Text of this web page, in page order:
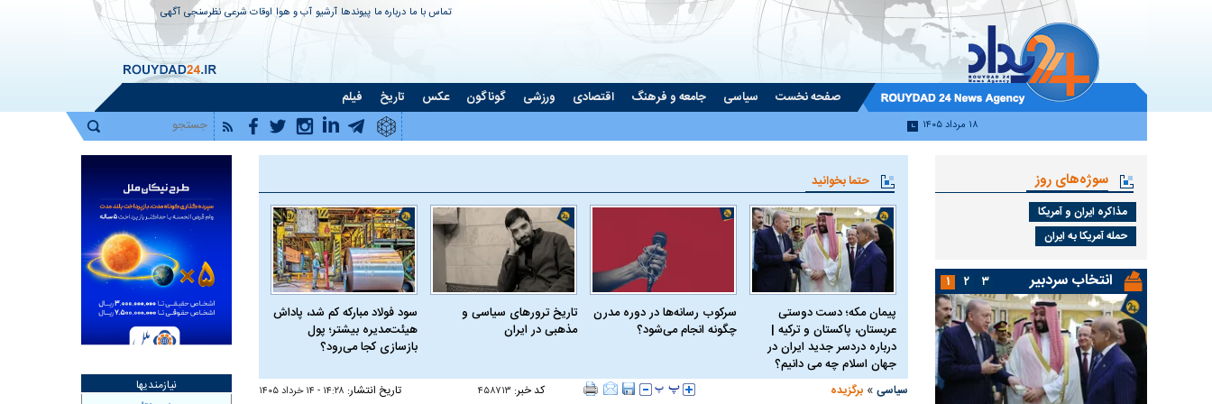
تماس با ما درباره ما پیوندها آرشیو آب و هوا اوقات شرعی نظرسنجی آگهی
صفحه نخست سیاسی جامعه و فرهنگ اقتصادی ورزشی گوناگون عکس تاریخ فیلم
۱۸ مرداد ۱۴۰۵
حتما بخوانید
پیمان مکه؛ دست دوستی
عربستان، پاکستان و ترکیه |
درباره دردسر جدید ایران در
جهان اسلام چه می دانیم؟
سرکوب رسانه‌ها در دوره مدرن
چگونه انجام می‌شود؟
تاریخ ترورهای سیاسی و
مذهبی در ایران
سود فولاد مبارکه کم شد، پاداش
هیئت‌مدیره بیشتر؛ پول
بازسازی کجا می‌رود؟
سیاسی » برگزیده کد خبر: ۴۵۸۷۱۳ تاریخ انتشار: ۱۴:۲۸ - ۱۴ خرداد ۱۴۰۵
سوژه‌های روز
مذاکره ایران و آمریکا
حمله آمریکا به ایران
انتخاب سردبیر ۱ ۲ ۳
نیازمندیها